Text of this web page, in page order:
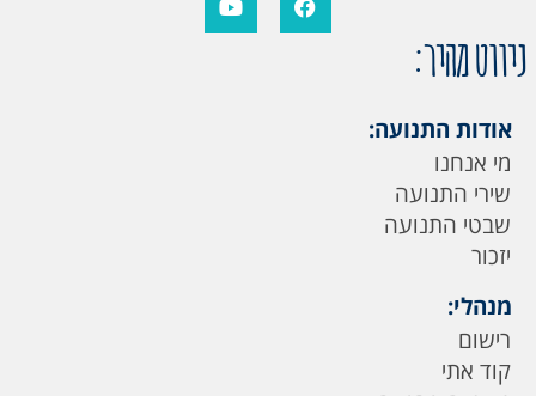
ניווט מהיר:
אודות התנועה:
מי אנחנו
שירי התנועה
שבטי התנועה
יזכור
מנהלי:
רישום
קוד אתי